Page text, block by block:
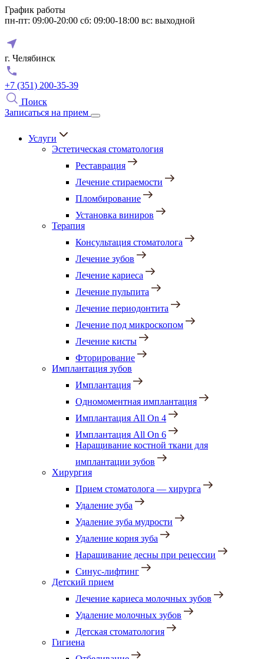
График работы
пн-пт: 09:00-20:00 сб: 09:00-18:00 вс: выходной
г. Челябинск
+7 (351) 200-35-39
Поиск
Записаться на прием
Услуги
Эстетическая стоматология
Реставрация
Лечение стираемости
Пломбирование
Установка виниров
Терапия
Консультация стоматолога
Лечение зубов
Лечение кариеса
Лечение пульпита
Лечение периодонтита
Лечение под микроскопом
Лечение кисты
Фторирование
Имплантация зубов
Имплантация
Одномоментная имплантация
Имплантация All On 4
Имплантация All On 6
Наращивание костной ткани для
имплантации зубов
Хирургия
Прием стоматолога — хирурга
Удаление зуба
Удаление зуба мудрости
Удаление корня зуба
Наращивание десны при рецессии
Синус-лифтинг
Детский прием
Лечение кариеса молочных зубов
Удаление молочных зубов
Детская стоматология
Гигиена